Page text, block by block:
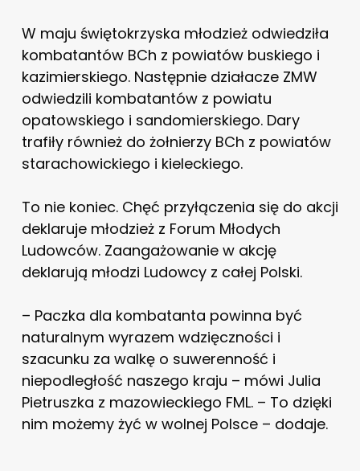
W maju świętokrzyska młodzież odwiedziła
kombatantów BCh z powiatów buskiego i
kazimierskiego. Następnie działacze ZMW
odwiedzili kombatantów z powiatu
opatowskiego i sandomierskiego. Dary
trafiły również do żołnierzy BCh z powiatów
starachowickiego i kieleckiego.
To nie koniec. Chęć przyłączenia się do akcji
deklaruje młodzież z Forum Młodych
Ludowców. Zaangażowanie w akcję
deklarują młodzi Ludowcy z całej Polski.
– Paczka dla kombatanta powinna być
naturalnym wyrazem wdzięczności i
szacunku za walkę o suwerenność i
niepodległość naszego kraju – mówi Julia
Pietruszka z mazowieckiego FML. – To dzięki
nim możemy żyć w wolnej Polsce – dodaje.